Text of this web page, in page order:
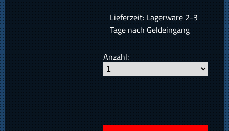
Lieferzeit: Lagerware 2-3
Tage nach Geldeingang
Anzahl: